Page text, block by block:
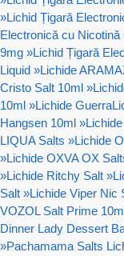
»Lichid Țigară
Electronică cu Nicotină
9mg »Lichid Țigară
Liquid »Lichide
Cristo Salt 10ml »
10ml »Lichide
Hangsen 10ml »
LIQUA Salts »Lichide
»Lichide OXVA OX
»Lichide Ritchy Salt »
Salt »Lichide Viper Nic
VOZOL Salt Prime
Dinner Lady Dessert
»Pachamama Salts